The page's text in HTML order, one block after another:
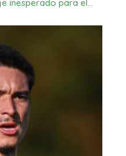
inesperado para el…